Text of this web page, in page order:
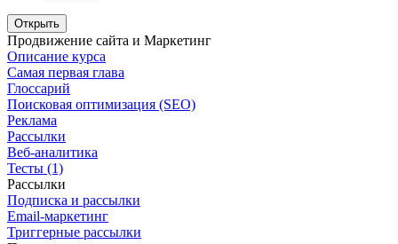
Открыть
Продвижение сайта и Маркетинг
Описание курса
Самая первая глава
Глоссарий
Поисковая оптимизация (SEO)
Реклама
Рассылки
Веб-аналитика
Тесты (1)
Рассылки
Подписка и рассылки
Email-маркетинг
Триггерные рассылки